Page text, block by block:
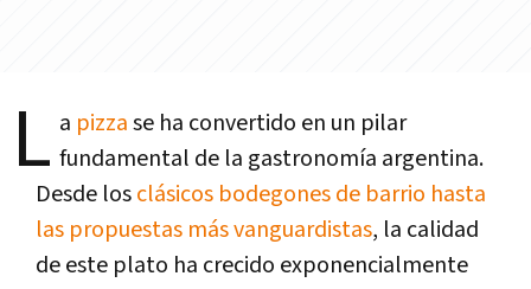
L a pizzase ha convertido en un pilar
fundamental de la gastronomía argentina.
Desde losclásicos bodegones de barrio hasta
las propuestas más vanguardistas, la calidad
de este plato ha crecido exponencialmente